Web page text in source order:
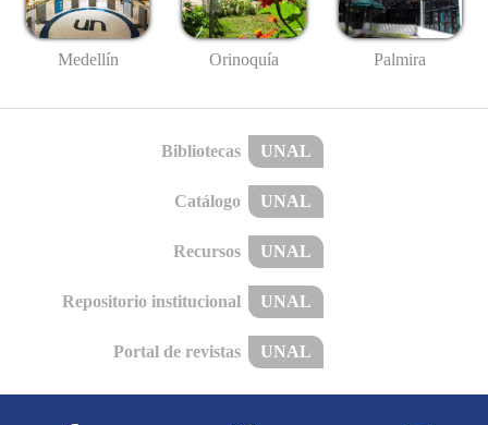
Medellín Orinoquía Palmira
Bibliotecas UNAL
Catálogo UNAL
Recursos UNAL
Repositorio institucional UNAL
Portal de revistas UNAL